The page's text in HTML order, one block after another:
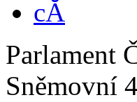
Parlament
Sněmovní